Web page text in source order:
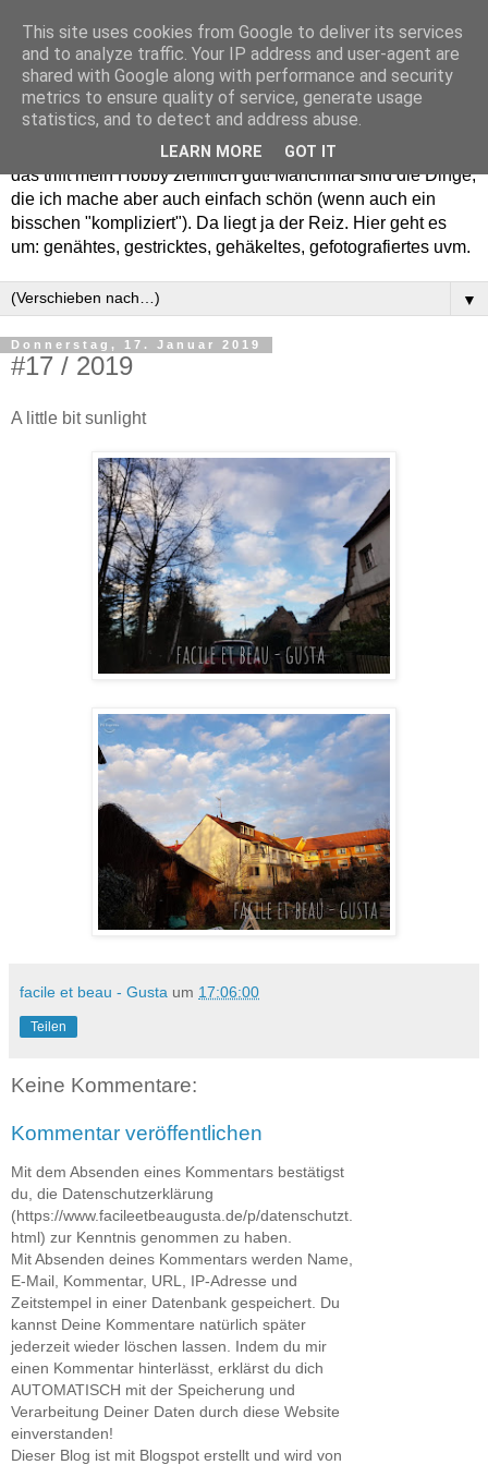
Willkommen in meinem "Wohnzimmer". Einfach und schön -
das trifft mein Hobby ziemlich gut! Manchmal sind die Dinge,
die ich mache aber auch einfach schön (wenn auch ein
bisschen "kompliziert"). Da liegt ja der Reiz. Hier geht es
um: genähtes, gestricktes, gehäkeltes, gefotografiertes uvm.
▼
Donnerstag, 17. Januar 2019
#17 / 2019
A little bit sunlight
facile et beau - Gusta um 17:06:00
Teilen
Keine Kommentare:
Kommentar veröffentlichen
Mit dem Absenden eines Kommentars bestätigst
du, die Datenschutzerklärung
(https://www.facileetbeaugusta.de/p/datenschutzt.
html) zur Kenntnis genommen zu haben.
Mit Absenden deines Kommentars werden Name,
E-Mail, Kommentar, URL, IP-Adresse und
Zeitstempel in einer Datenbank gespeichert. Du
kannst Deine Kommentare natürlich später
jederzeit wieder löschen lassen. Indem du mir
einen Kommentar hinterlässt, erklärst du dich
AUTOMATISCH mit der Speicherung und
Verarbeitung Deiner Daten durch diese Website
einverstanden!
Dieser Blog ist mit Blogspot erstellt und wird von
This site uses cookies from Google to deliver its services
and to analyze traffic. Your IP address and user-agent are
shared with Google along with performance and security
metrics to ensure quality of service, generate usage
statistics, and to detect and address abuse.
LEARN MORE GOT IT